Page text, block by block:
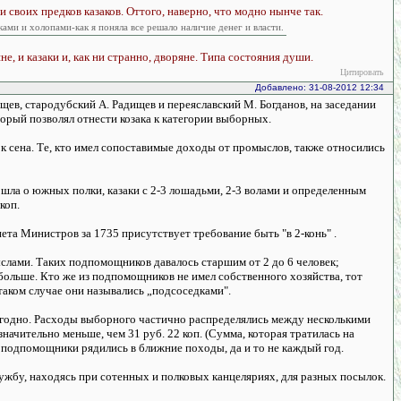
предков казаков. Оттого, наверно, что модно нынче так.
и холопами-как я поняла все решало наличие денег и власти.
и казаки и, как ни странно, дворяне. Типа состояния души.
Цитировать
Добавлено: 31-08-2012 12:34
стародубский А. Радищев и переяславский М. Богданов, на заседании
позволял отнести козака к категории выборных.
сена. Те, кто имел сопоставимые доходы от промыслов, также относились
шла о южных полки, казаки с 2-3 лошадьми, 2-3 волами и определенным
Министров за 1735 присутствует требование быть "в 2-конь" .
Таких подпомощников давалось старшим от 2 до 6 человек;
Кто же из подпомощников не имел собственного хозяйства, тот
случае они назывались „подсоседками".
Расходы выборного частично распределялись между несколькими
меньше, чем 31 руб. 22 коп. (Сумма, которая тратилась на
рядились в ближние походы, да и то не каждый год.
находясь при сотенных и полковых канцеляриях, для разных посылок.